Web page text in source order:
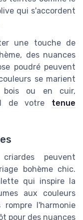
qui s'accordent
une touche de
des nuances
poudré peuvent
se marient
bois ou en cuir,
de votre tenue
peuvent
bohème chic.
qui inspire la
aux couleurs
l'harmonie
pour des nuances